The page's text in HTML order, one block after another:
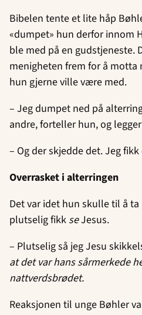
Bibelen tente et lite håp
«dumpet» hun derfor innom
ble med på en gudstjeneste.
menigheten frem for å
hun gjerne ville være med.
– Jeg dumpet ned på
andre, forteller hun, og
– Og der skjedde det. Jeg
Overrasket i alterringen
Det var idet hun skulle til å
plutselig fikk seJesus.
– Plutselig så jeg Jesu
at det var hans sårmerkede
nattverdsbrødet.
Reaksjonen til unge Bøhler